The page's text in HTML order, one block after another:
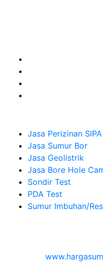
Jasa Perizinan
Jasa Sumur Bor
Jasa Geolistrik
Jasa Bore Hole
Sondir Test
PDA Test
Sumur Imbuhan/